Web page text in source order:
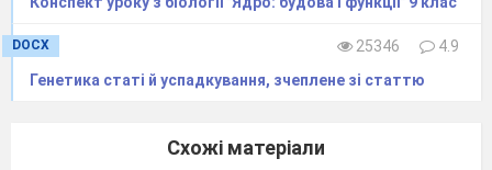
2-й
Зникає хвіст.
Сформовані зачатки
3 5-8
Плід починає
DOCX 25346
4.9
Генетика статі й успадкування, зчеплене зі статтю
Схожі матеріали